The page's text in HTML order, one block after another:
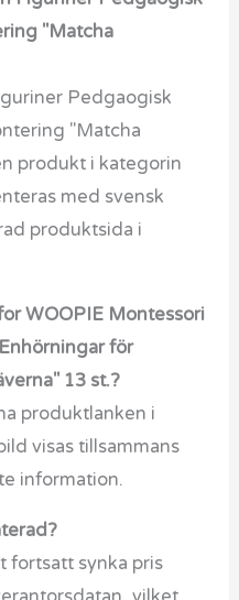
"Matcha
Pedgaogisk
"Matcha
produkt i kategorin
med svensk
produktsida i
WOOPIE Montessori
för
13 st.?
produktlanken i
visas tillsammans
information.
fortsatt synka pris